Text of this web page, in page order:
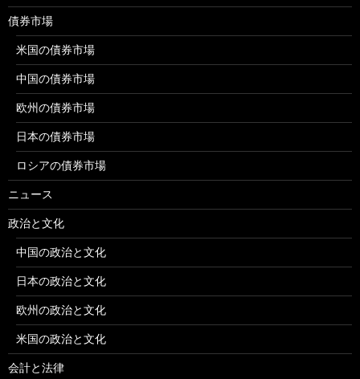
債券市場
米国の債券市場
中国の債券市場
欧州の債券市場
日本の債券市場
ロシアの債券市場
ニュース
政治と文化
中国の政治と文化
日本の政治と文化
欧州の政治と文化
米国の政治と文化
会計と法律